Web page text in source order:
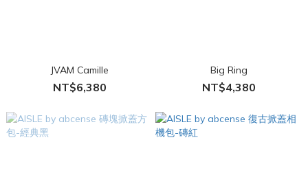
JVAM Camille
NT$6,380
Big Ring
NT$4,380